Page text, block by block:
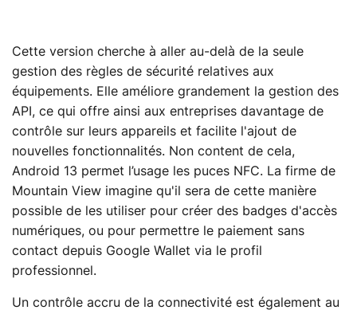
Cette version cherche à aller au-delà de la seule
gestion des règles de sécurité relatives aux
équipements. Elle améliore grandement la gestion des
API, ce qui offre ainsi aux entreprises davantage de
contrôle sur leurs appareils et facilite l'ajout de
nouvelles fonctionnalités. Non content de cela,
Android 13 permet l’usage les puces NFC. La firme de
Mountain View imagine qu'il sera de cette manière
possible de les utiliser pour créer des badges d'accès
numériques, ou pour permettre le paiement sans
contact depuis Google Wallet via le profil
professionnel.
Un contrôle accru de la connectivité est également au